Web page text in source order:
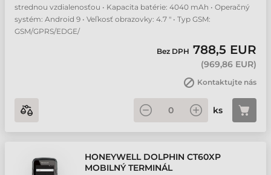
strednou vzdialenosťou • Kapacita batérie: 4040 mAh • Operačný
systém: Android 9 • Veľkosť obrazovky: 4.7 " • Typ GSM:
GSM/GPRS/EDGE/
Bez DPH 788,5 EUR
(969,86 EUR)
Kontaktujte nás
ks
HONEYWELL DOLPHIN CT60XP
MOBILNÝ TERMINÁL